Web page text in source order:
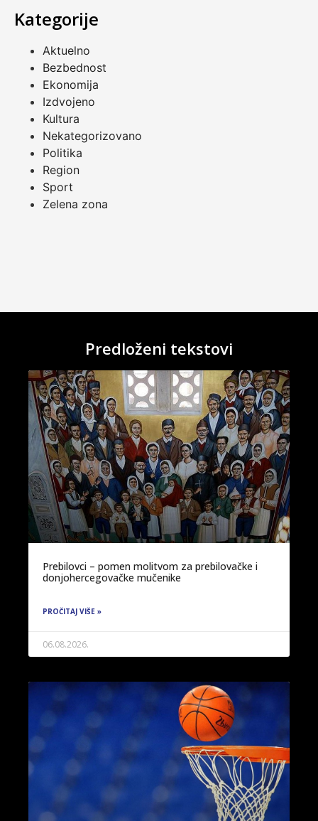
Kategorije
Aktuelno
Bezbednost
Ekonomija
Izdvojeno
Kultura
Nekategorizovano
Politika
Region
Sport
Zelena zona
Predloženi tekstovi
Prebilovci – pomen molitvom za prebilovačke i
donjohercegovačke mučenike
PROČITAJ VIŠE »
06.08.2026.